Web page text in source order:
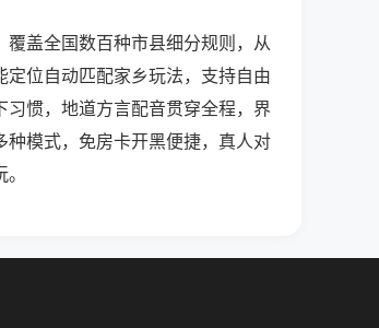
盖全国数百种市县细分规则，从
位自动匹配家乡玩法，支持自由
惯，地道方言配音贯穿全程，界
模式，免房卡开黑便捷，真人对